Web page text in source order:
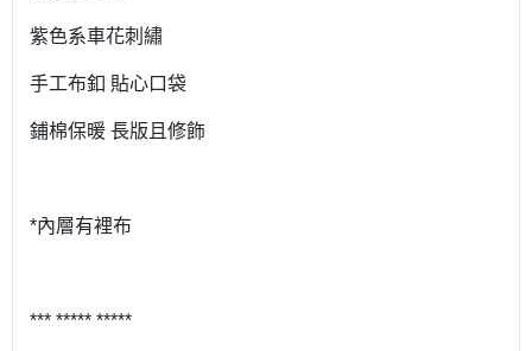
紫色系車花刺繡
手工布釦 貼心口袋
鋪棉保暖 長版且修飾
*內層有裡布
*** ***** *****